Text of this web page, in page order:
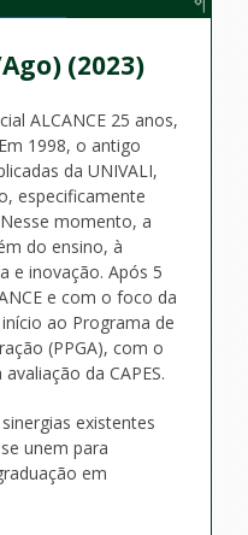
(2023)
ALCANCE 25 anos,
1998, o antigo
da UNIVALI,
especificamente
momento, a
do ensino, à
e inovação. Após 5
e com o foco da
ao Programa de
(PPGA), com o
da CAPES.
existentes
unem para
em